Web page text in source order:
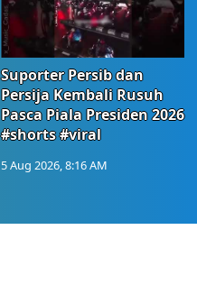
Suporter Persib dan
Persija Kembali Rusuh
Pasca Piala Presiden 2026
#shorts #viral
5 Aug 2026, 8:16 AM